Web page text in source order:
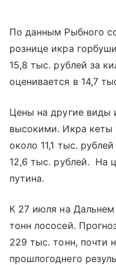
По данным Рыбного
рознице икра
15,8 тыс. рублей за
оценивается в 14,7
Цены на другие виды
высокими. Икра кеты
около 11,1 тыс.
12,6 тыс. рублей. На
путина.
К 27 июля на
тонн лососей.
229 тыс. тонн, почти
прошлогоднего